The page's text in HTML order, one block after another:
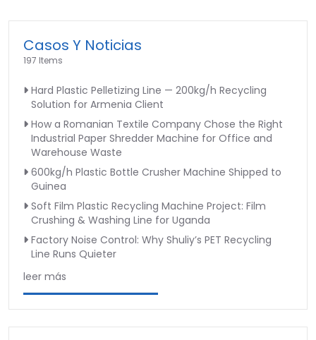
Casos Y Noticias
197 Items
Hard Plastic Pelletizing Line — 200kg/h Recycling
Solution for Armenia Client
How a Romanian Textile Company Chose the Right
Industrial Paper Shredder Machine for Office and
Warehouse Waste
600kg/h Plastic Bottle Crusher Machine Shipped to
Guinea
Soft Film Plastic Recycling Machine Project: Film
Crushing & Washing Line for Uganda
Factory Noise Control: Why Shuliy’s PET Recycling
Line Runs Quieter
leer más